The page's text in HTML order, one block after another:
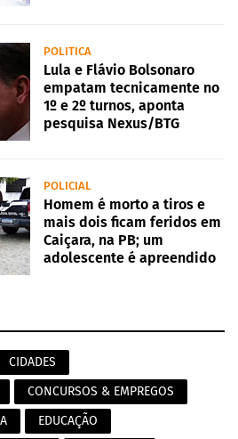
POLITICA
Lula e Flávio Bolsonaro
empatam tecnicamente no
1º e 2º turnos, aponta
pesquisa Nexus/BTG
POLICIAL
Homem é morto a tiros e
mais dois ficam feridos em
Caiçara, na PB; um
adolescente é apreendido
CIDADES
CONCURSOS & EMPREGOS
EDUCAÇÃO